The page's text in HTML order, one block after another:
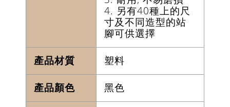
4. 另有40種上的尺
寸及不同造型的站
腳可供選擇
產品材質 塑料
產品顏色 黑色